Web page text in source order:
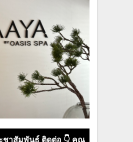
ชาสัมพันธ์ ติดต่อ 👇 คุณ